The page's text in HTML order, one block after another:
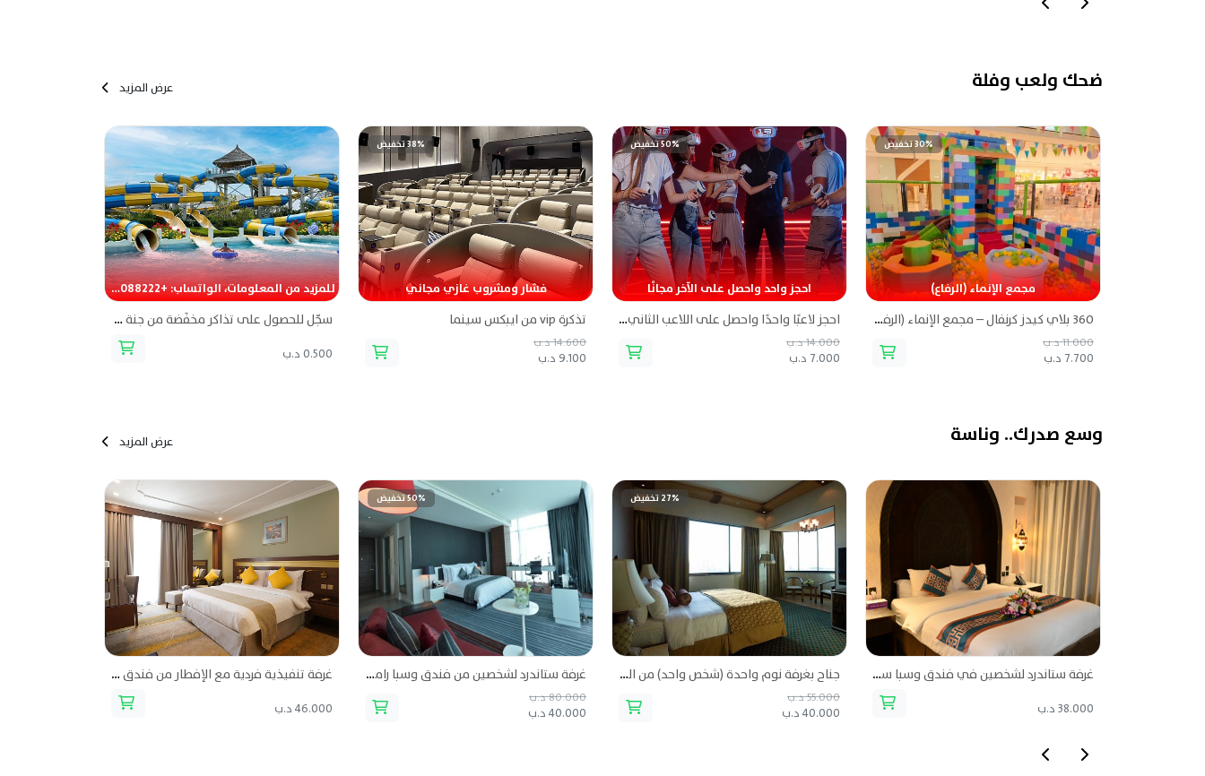
ضحك ولعب وفلة عرض المزيد
مجمع الإنماء (الرفاع)
30% تخفيض
360 بلاي كيدز كرنفال – مجمع الإنماء (الرفاع)
11.000 د.ب
7.700 د.ب
احجز واحد واحصل على الآخر مجانًا
50% تخفيض
احجز لاعبًا واحدًا واحصل على اللاعب الثاني مجانًا من عالم آخر ساحة الواقع الافتراضي
14.000 د.ب
7.000 د.ب
فشار ومشروب غازي مجاني
38% تخفيض
تذكرة vip من ايبكس سينما
14.600 د.ب
9.100 د.ب
للمزيد من المعلومات، الواتساب: +97336088222
سجّل للحصول على تذاكر مخفّضة من جنة دلمون (الحديقة المائية)
0.500 د.ب
وسع صدرك.. وناسة عرض المزيد
غرفة ستاندرد لشخصين في فندق وسبا سافوي غراند
38.000 د.ب
27% تخفيض
جناح بغرفة نوم واحدة (شخص واحد) من اليت منتجع وسبا
55.000 د.ب
40.000 د.ب
50% تخفيض
غرفة ستاندرد لشخصين من فندق وسبا رامي غراند
80.000 د.ب
40.000 د.ب
غرفة تنفيذية فردية مع الإفطار من فندق جولدن توليب
46.000 د.ب